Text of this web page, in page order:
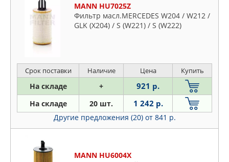
MANN HU7025Z
Фильтр масл.MERCEDES W204 / W212 /
GLK (X204) / S (W221) / S (W222)
Срок поставки Наличие Цена Купить
На складе + 921 р.
На складе 20 шт. 1 242 р.
Другие предложения (20) от 841 р.
MANN HU6004X